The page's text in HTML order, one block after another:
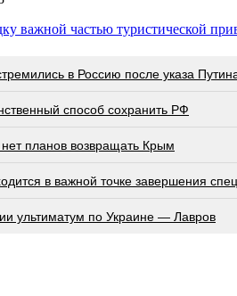
важной частью туристической
в Россию после указа
способ сохранить РФ
планов возвращать Крым
в важной точке завершения
ультиматум по Украине — Лавров